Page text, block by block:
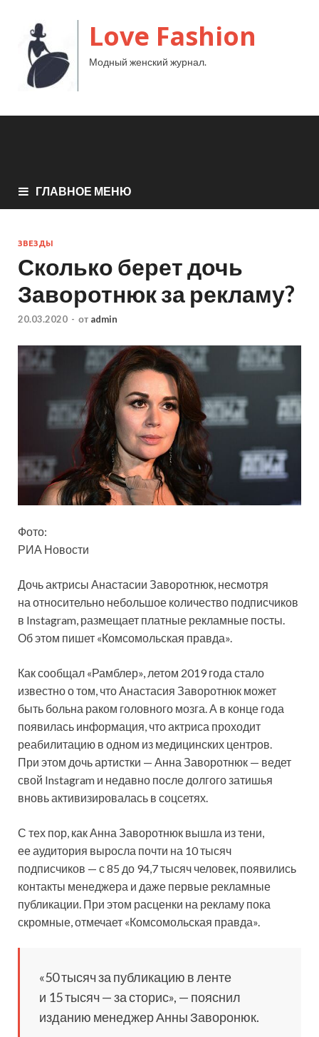
Love Fashion
Модный женский журнал.
ГЛАВНОЕ МЕНЮ
ЗВЕЗДЫ
Сколько берет дочь
Заворотнюк за рекламу?
20.03.2020 - от admin
Фото:
РИА Новости
Дочь актрисы Анастасии Заворотнюк, несмотря
на относительно небольшое количество подписчиков
в Instagram, размещает платные рекламные посты.
Об этом пишет «Комсомольская правда».
Как сообщал «Рамблер», летом 2019 года стало
известно о том, что Анастасия Заворотнюк может
быть больна раком головного мозга. А в конце года
появилась информация, что актриса проходит
реабилитацию в одном из медицинских центров.
При этом дочь артистки — Анна Заворотнюк — ведет
свой Instagram и недавно после долгого затишья
вновь активизировалась в соцсетях.
С тех пор, как Анна Заворотнюк вышла из тени,
ее аудитория выросла почти на 10 тысяч
подписчиков — с 85 до 94,7 тысяч человек, появились
контакты менеджера и даже первые рекламные
публикации. При этом расценки на рекламу пока
скромные, отмечает «Комсомольская правда».
«50 тысяч за публикацию в ленте
и 15 тысяч — за сторис», — пояснил
изданию менеджер Анны Заворонюк.